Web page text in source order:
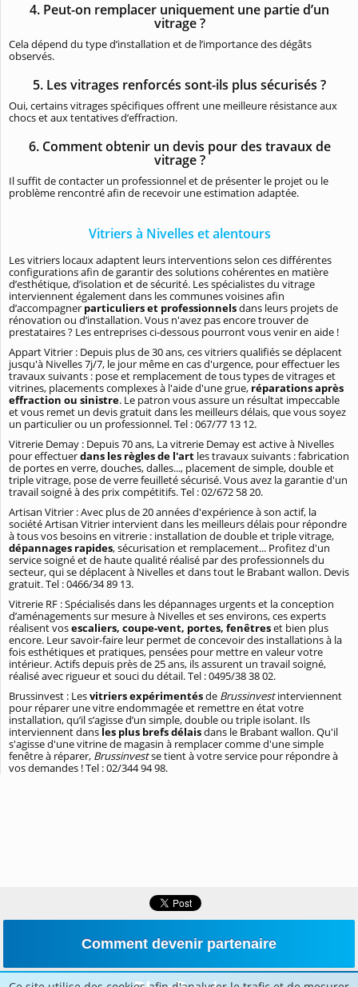
4. Peut-on remplacer uniquement une partie d’un
vitrage ?
Cela dépend du type d’installation et de l’importance des dégâts
observés.
5. Les vitrages renforcés sont-ils plus sécurisés ?
Oui, certains vitrages spécifiques offrent une meilleure résistance aux
chocs et aux tentatives d’effraction.
6. Comment obtenir un devis pour des travaux de
vitrage ?
Il suffit de contacter un professionnel et de présenter le projet ou le
problème rencontré afin de recevoir une estimation adaptée.
Vitriers à Nivelles et alentours
Les vitriers locaux adaptent leurs interventions selon ces différentes
configurations afin de garantir des solutions cohérentes en matière
d’esthétique, d’isolation et de sécurité. Les spécialistes du vitrage
interviennent également dans les communes voisines afin
d’accompagner particuliers et professionnelsdans leurs projets de
rénovation ou d’installation. Vous n'avez pas encore trouver de
prestataires ? Les entreprises ci-dessous pourront vous venir en aide !
Appart Vitrier : Depuis plus de 30 ans, ces vitriers qualifiés se déplacent
jusqu'à Nivelles 7j/7, le jour même en cas d'urgence, pour effectuer les
travaux suivants : pose et remplacement de tous types de vitrages et
vitrines, placements complexes à l'aide d'une grue, réparations après
effraction ou sinistre. Le patron vous assure un résultat impeccable
et vous remet un devis gratuit dans les meilleurs délais, que vous soyez
un particulier ou un professionnel. Tel : 067/77 13 12.
Vitrerie Demay : Depuis 70 ans, La vitrerie Demay est active à Nivelles
pour effectuerdans les règles de l'art les travaux suivants : fabrication
de portes en verre, douches, dalles..., placement de simple, double et
triple vitrage, pose de verre feuilleté sécurisé. Vous avez la garantie d'un
travail soigné à des prix compétitifs. Tel : 02/672 58 20.
Artisan Vitrier : Avec plus de 20 années d'expérience à son actif, la
société Artisan Vitrier intervient dans les meilleurs délais pour répondre
à tous vos besoins en vitrerie : installation de double et triple vitrage,
dépannages rapides, sécurisation et remplacement... Profitez d'un
service soigné et de haute qualité réalisé par des professionnels du
secteur, qui se déplacent à Nivelles et dans tout le Brabant wallon. Devis
gratuit. Tel : 0466/34 89 13.
Vitrerie RF : Spécialisés dans les dépannages urgents et la conception
d’aménagements sur mesure à Nivelles et ses environs, ces experts
réalisent vosescaliers, coupe-vent, portes, fenêtreset bien plus
encore. Leur savoir-faire leur permet de concevoir des installations à la
fois esthétiques et pratiques, pensées pour mettre en valeur votre
intérieur. Actifs depuis près de 25 ans, ils assurent un travail soigné,
réalisé avec rigueur et souci du détail. Tel : 0495/38 38 02.
Brussinvest : Lesvitriers expérimentésde Brussinvestinterviennent
pour réparer une vitre endommagée et remettre en état votre
installation, qu’il s’agisse d’un simple, double ou triple isolant. Ils
interviennent dans les plus brefs délaisdans le Brabant wallon. Qu'il
s'agisse d'une vitrine de magasin à remplacer comme d'une simple
fenêtre à réparer, Brussinvestse tient à votre service pour répondre à
vos demandes ! Tel : 02/344 94 98.
Comment devenir partenaire